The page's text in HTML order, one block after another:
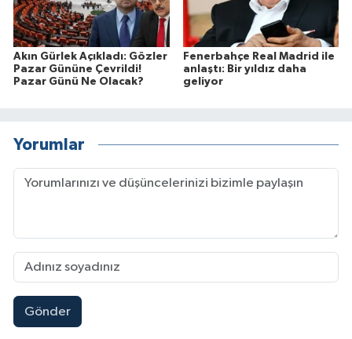
Akın Gürlek Açıkladı: Gözler
Pazar Gününe Çevrildi!
Pazar Günü Ne Olacak?
Fenerbahçe Real Madrid ile
anlaştı: Bir yıldız daha
geliyor
Yorumlar
Gönder